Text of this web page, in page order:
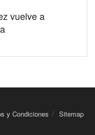
vuelve a
y Condiciones Sitemap